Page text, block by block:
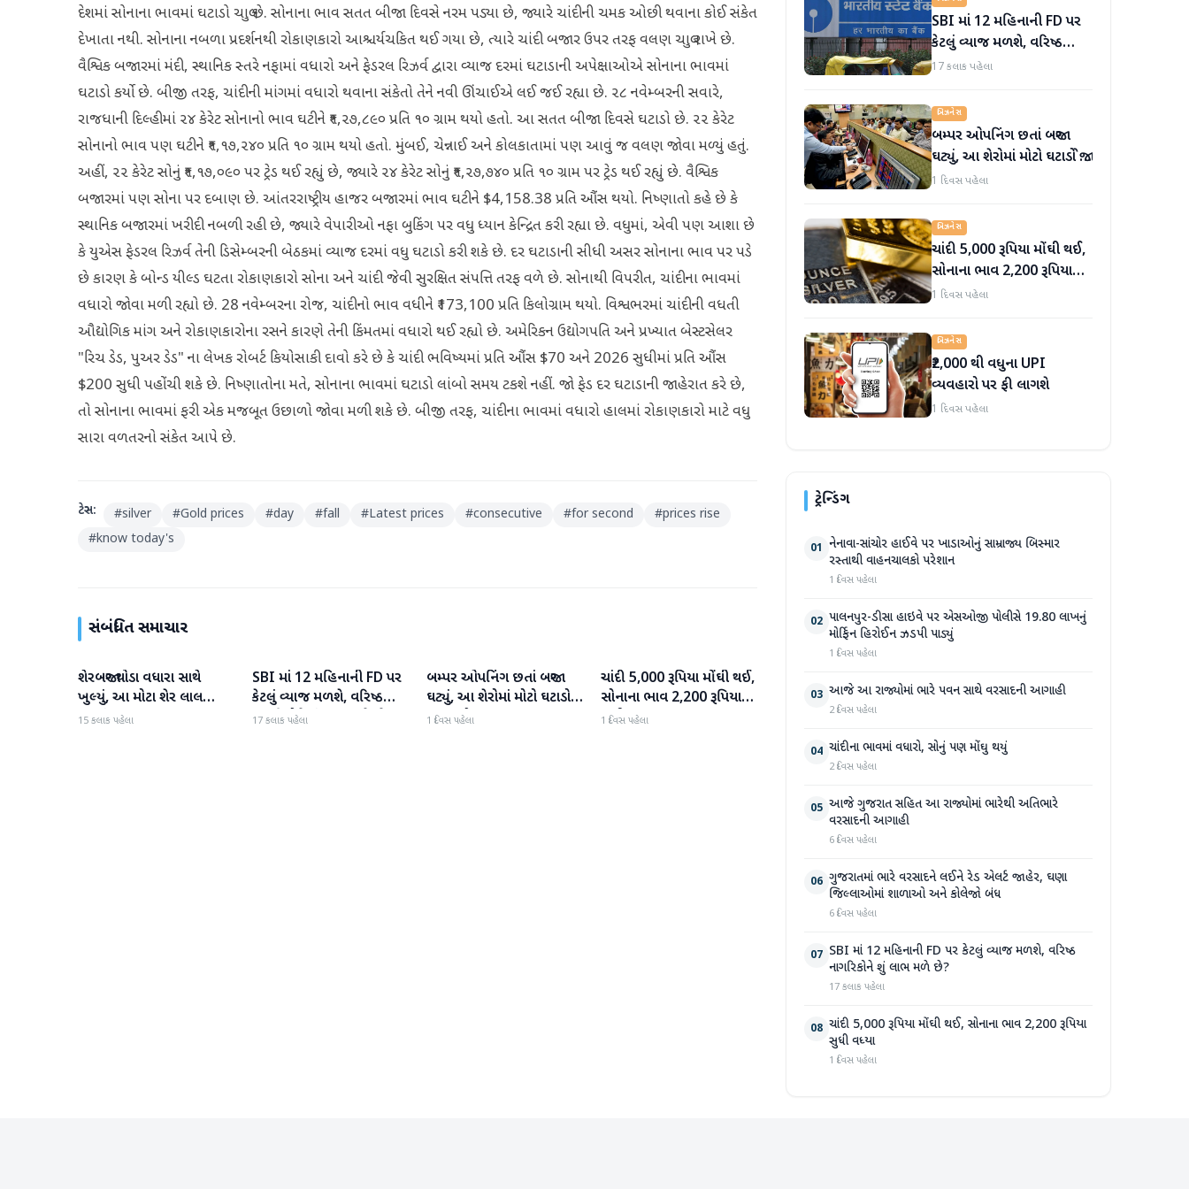
દેશમાં સોનાના ભાવમાં ઘટાડો ચાલુ છે. સોનાના ભાવ સતત બીજા દિવસે નરમ પડ્યા છે, જ્યારે ચાંદીની ચમક ઓછી થવાના કોઈ સંકેત
દેખાતા નથી. સોનાના નબળા પ્રદર્શનથી રોકાણકારો આશ્ચર્યચકિત થઈ ગયા છે, ત્યારે ચાંદી બજાર ઉપર તરફ વલણ ચાલુ રાખે છે.
વૈશ્વિક બજારમાં મંદી, સ્થાનિક સ્તરે નફામાં વધારો અને ફેડરલ રિઝર્વ દ્વારા વ્યાજ દરમાં ઘટાડાની અપેક્ષાઓએ સોનાના ભાવમાં
ઘટાડો કર્યો છે. બીજી તરફ, ચાંદીની માંગમાં વધારો થવાના સંકેતો તેને નવી ઊંચાઈએ લઈ જઈ રહ્યા છે. ૨૮ નવેમ્બરની સવારે,
રાજધાની દિલ્હીમાં ૨૪ કેરેટ સોનાનો ભાવ ઘટીને ₹૧,૨૭,૮૯૦ પ્રતિ ૧૦ ગ્રામ થયો હતો. આ સતત બીજા દિવસે ઘટાડો છે. ૨૨ કેરેટ
સોનાનો ભાવ પણ ઘટીને ₹૧,૧૭,૨૪૦ પ્રતિ ૧૦ ગ્રામ થયો હતો. મુંબઈ, ચેન્નાઈ અને કોલકાતામાં પણ આવું જ વલણ જોવા મળ્યું હતું.
અહીં, ૨૨ કેરેટ સોનું ₹૧,૧૭,૦૯૦ પર ટ્રેડ થઈ રહ્યું છે, જ્યારે ૨૪ કેરેટ સોનું ₹૧,૨૭,૭૪૦ પ્રતિ ૧૦ ગ્રામ પર ટ્રેડ થઈ રહ્યું છે. વૈશ્વિક
બજારમાં પણ સોના પર દબાણ છે. આંતરરાષ્ટ્રીય હાજર બજારમાં ભાવ ઘટીને $4,158.38 પ્રતિ ઔંસ થયો. નિષ્ણાતો કહે છે કે
સ્થાનિક બજારમાં ખરીદી નબળી રહી છે, જ્યારે વેપારીઓ નફા બુકિંગ પર વધુ ધ્યાન કેન્દ્રિત કરી રહ્યા છે. વધુમાં, એવી પણ આશા છે
કે યુએસ ફેડરલ રિઝર્વ તેની ડિસેમ્બરની બેઠકમાં વ્યાજ દરમાં વધુ ઘટાડો કરી શકે છે. દર ઘટાડાની સીધી અસર સોનાના ભાવ પર પડે
છે કારણ કે બોન્ડ યીલ્ડ ઘટતા રોકાણકારો સોના અને ચાંદી જેવી સુરક્ષિત સંપત્તિ તરફ વળે છે. સોનાથી વિપરીત, ચાંદીના ભાવમાં
વધારો જોવા મળી રહ્યો છે. 28 નવેમ્બરના રોજ, ચાંદીનો ભાવ વધીને ₹173,100 પ્રતિ કિલોગ્રામ થયો. વિશ્વભરમાં ચાંદીની વધતી
ઔદ્યોગિક માંગ અને રોકાણકારોના રસને કારણે તેની કિંમતમાં વધારો થઈ રહ્યો છે. અમેરિકન ઉદ્યોગપતિ અને પ્રખ્યાત બેસ્ટસેલર
"રિચ ડેડ, પુઅર ડેડ" ના લેખક રોબર્ટ કિયોસાકી દાવો કરે છે કે ચાંદી ભવિષ્યમાં પ્રતિ ઔંસ $70 અને 2026 સુધીમાં પ્રતિ ઔંસ
$200 સુધી પહોંચી શકે છે. નિષ્ણાતોના મતે, સોનાના ભાવમાં ઘટાડો લાંબો સમય ટકશે નહીં. જો ફેડ દર ઘટાડાની જાહેરાત કરે છે,
તો સોનાના ભાવમાં ફરી એક મજબૂત ઉછાળો જોવા મળી શકે છે. બીજી તરફ, ચાંદીના ભાવમાં વધારો હાલમાં રોકાણકારો માટે વધુ
સારા વળતરનો સંકેત આપે છે.
ટેગ્સ: #silver #Gold prices #day #fall #Latest prices #consecutive #for second #prices rise
#know today's
સંબંધિત સમાચાર
બિઝનેસ
શેરબજાર થોડા વધારા સાથે
ખુલ્યું, આ મોટા શેર લાલ
રંગમાં ખુલ્યા
15 કલાક પહેલા
બિઝનેસ
SBI માં 12 મહિનાની FD પર
કેટલું વ્યાજ મળશે, વરિષ્ઠ
નાગરિકોને શું લાભ મળે છે?
17 કલાક પહેલા
બિઝનેસ
બમ્પર ઓપનિંગ છતાં બજાર
ઘટ્યું, આ શેરોમાં મોટો ઘટાડો
જોવા મળ્યો
1 દિવસ પહેલા
બિઝનેસ
ચાંદી 5,000 રૂપિયા મોંઘી થઈ,
સોનાના ભાવ 2,200 રૂપિયા
સુધી વધ્યા
1 દિવસ પહેલા
SBI માં 12 મહિનાની FD પર
કેટલું વ્યાજ મળશે, વરિષ્ઠ
નાગરિકોને શું લાભ મળે છે?
17 કલાક પહેલા
બિઝનેસ
બમ્પર ઓપનિંગ છતાં બજાર
ઘટ્યું, આ શેરોમાં મોટો ઘટાડો જોવા
મળ્યો
1 દિવસ પહેલા
બિઝનેસ
ચાંદી 5,000 રૂપિયા મોંઘી થઈ,
સોનાના ભાવ 2,200 રૂપિયા
સુધી વધ્યા
1 દિવસ પહેલા
બિઝનેસ
₹2,000 થી વધુના UPI
વ્યવહારો પર ફી લાગશે
1 દિવસ પહેલા
ટ્રેન્ડિંગ
01 નેનાવા-સાંચોર હાઈવે પર ખાડાઓનું સામ્રાજ્ય બિસ્માર
રસ્તાથી વાહનચાલકો પરેશાન
1 દિવસ પહેલા
02 પાલનપુર-ડીસા હાઇવે પર એસઓજી પોલીસે 19.80 લાખનું
મોર્ફિન હિરોઈન ઝડપી પાડ્યું
1 દિવસ પહેલા
03 આજે આ રાજ્યોમાં ભારે પવન સાથે વરસાદની આગાહી
2 દિવસ પહેલા
04 ચાંદીના ભાવમાં વધારો, સોનું પણ મોંઘુ થયું
2 દિવસ પહેલા
05 આજે ગુજરાત સહિત આ રાજ્યોમાં ભારેથી અતિભારે
વરસાદની આગાહી
6 દિવસ પહેલા
06 ગુજરાતમાં ભારે વરસાદને લઈને રેડ એલર્ટ જાહેર, ઘણા
જિલ્લાઓમાં શાળાઓ અને કોલેજો બંધ
6 દિવસ પહેલા
07 SBI માં 12 મહિનાની FD પર કેટલું વ્યાજ મળશે, વરિષ્ઠ
નાગરિકોને શું લાભ મળે છે?
17 કલાક પહેલા
08 ચાંદી 5,000 રૂપિયા મોંઘી થઈ, સોનાના ભાવ 2,200 રૂપિયા
સુધી વધ્યા
1 દિવસ પહેલા